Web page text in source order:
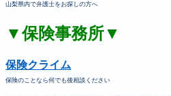
山梨県内で弁護士をお探しの方へ
▼保険事務所▼
保険クライム
保険のことなら何でも後相談ください